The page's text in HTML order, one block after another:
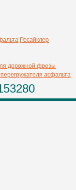
Ресайклер